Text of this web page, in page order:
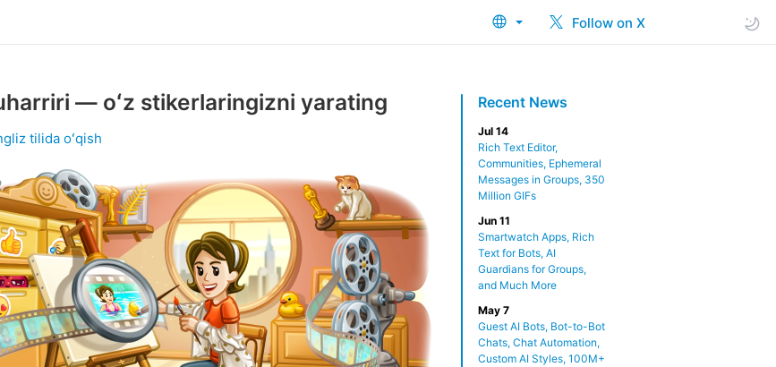
Follow on X
Recent News
Jul 14
Rich Text Editor,
Communities, Ephemeral
Messages in Groups, 350
Million GIFs
Jun 11
Smartwatch Apps, Rich
Text for Bots, AI
Guardians for Groups,
and Much More
May 7
Guest AI Bots, Bot-to-Bot
Chats, Chat Automation,
Custom AI Styles, 100M+
— oʻz stikerlaringizni yarating
tilida oʻqish